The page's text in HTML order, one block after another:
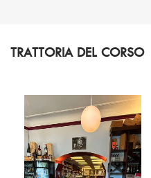
TRATTORIA DEL CORSO